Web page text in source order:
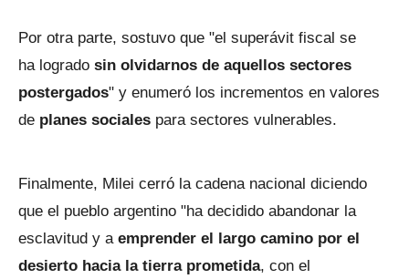
Por otra parte, sostuvo que "el superávit fiscal se
ha logrado sin olvidarnos de aquellos sectores
postergados" y enumeró los incrementos en valores
de planes sociales para sectores vulnerables.
Finalmente, Milei cerró la cadena nacional diciendo
que el pueblo argentino "ha decidido abandonar la
esclavitud y a emprender el largo camino por el
desierto hacia la tierra prometida, con el